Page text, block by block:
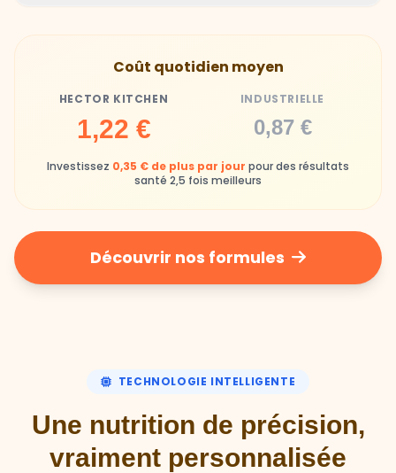
Industrielle
chimiques
Industrielle
Repas souvent boudés ou mangés sans plaisir
Coût quotidien moyen
HECTOR KITCHEN
1,22 €
INDUSTRIELLE
0,87 €
Investissez 0,35 € de plus par jour pour des résultats
santé 2,5 fois meilleurs
Découvrir nos formules
TECHNOLOGIE INTELLIGENTE
Une nutrition de précision,
vraiment personnalisée